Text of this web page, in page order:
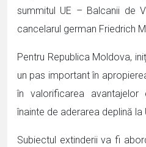
summitul UE – Balcanii de
cancelarul german Friedrich
Pentru Republica Moldova,
un pas important în
în valorificarea avantajelor
înainte de aderarea deplină la
Subiectul extinderii va fi